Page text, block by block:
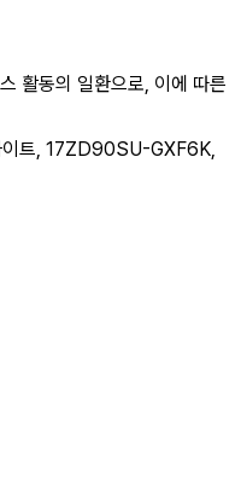
활동의 일환으로, 이에 따른
이트, 17ZD90SU-GXF6K,